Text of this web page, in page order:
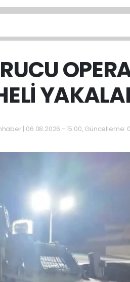
| 06.08.2026 - 15:00, Güncelleme: